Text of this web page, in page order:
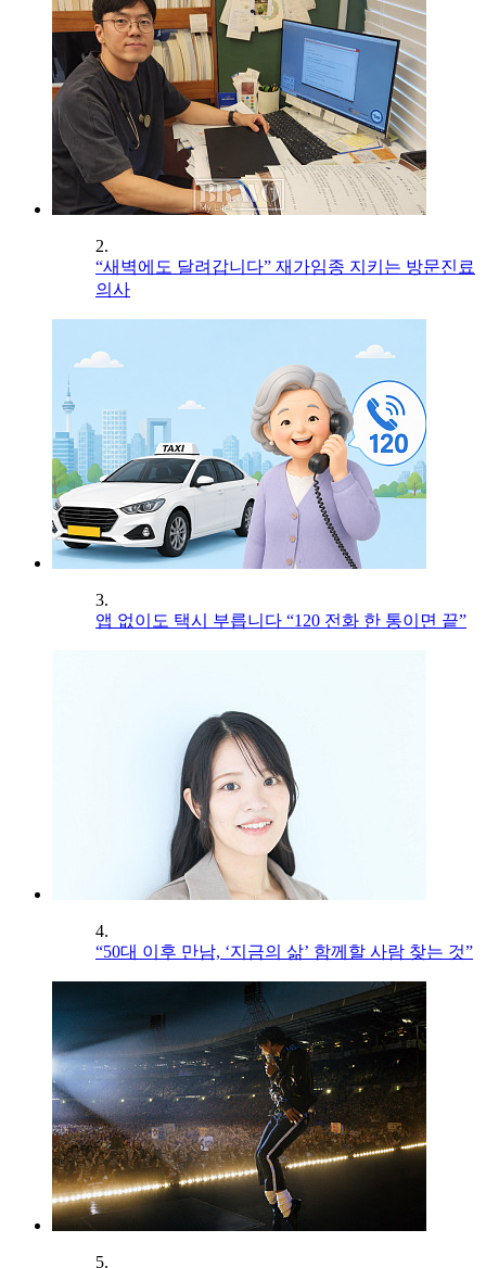
2.
“새벽에도 달려갑니다” 재가임종 지키는 방문진료
의사
3.
앱 없이도 택시 부릅니다 “120 전화 한 통이면 끝”
4.
“50대 이후 만남, ‘지금의 삶’ 함께할 사람 찾는 것”
5.